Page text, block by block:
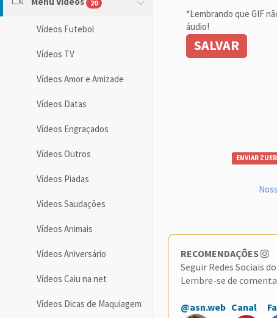
20
Vídeos Futebol
Vídeos TV
Vídeos Amor e Amizade
Vídeos Datas
Vídeos Engraçados
Vídeos Outros
Vídeos Piadas
Vídeos Saudações
Vídeos Animais
Vídeos Aniversário
Vídeos Caiu na net
Vídeos Dicas de Maquiagem
*Lembrando que GIF
áudio!
SALVAR
ENVIAR
RECOMENDAÇÕES
Seguir Redes Sociais
Lembre-se de
@asn.web Canal